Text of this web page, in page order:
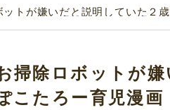
トが嫌いだと説明していた２
掃除ロボットが
こたろー育児漫画